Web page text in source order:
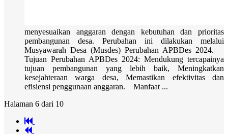
menyesuaikan anggaran dengan kebutuhan dan prioritas
pembangunan desa. Perubahan ini dilakukan melalui
Musyawarah Desa (Musdes) Perubahan APBDes 2024.
Tujuan Perubahan APBDes 2024: Mendukung tercapainya
tujuan pembangunan yang lebih baik, Meningkatkan
kesejahteraan warga desa, Memastikan efektivitas dan
efisiensi penggunaan anggaran. Manfaat ...
Halaman 6 dari 10